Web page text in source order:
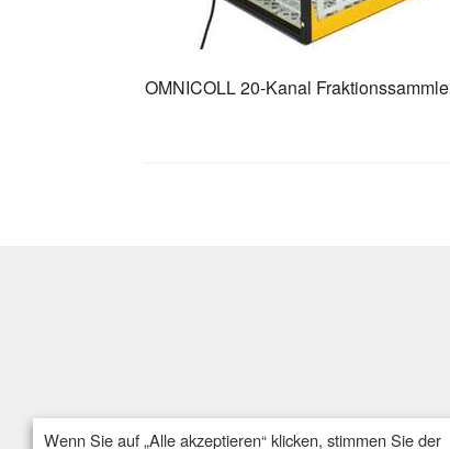
OMNICOLL 20-Kanal
Wenn Sie auf „Alle akzeptieren“ klicken, stimmen Sie der